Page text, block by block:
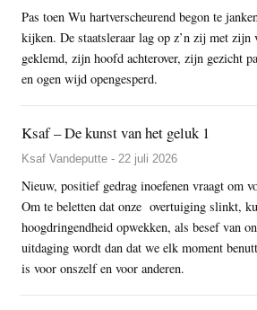
Pas toen Wu hartverscheurend begon te
kijken. De staatsleraar lag op z’n zij met zijn
geklemd, zijn hoofd achterover, zijn gezicht
en ogen wijd opengesperd.
Ksaf – De kunst van het geluk 1
Ksaf Vandeputte - 22 juli 2026
Nieuw, positief gedrag inoefenen vraagt om
Om te beletten dat onze overtuiging slinkt,
hoogdringendheid opwekken, als besef van
uitdaging wordt dan dat we elk moment
is voor onszelf en voor anderen.